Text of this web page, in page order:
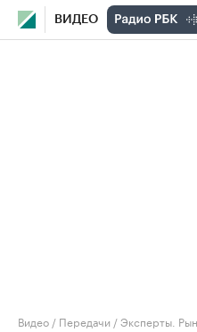
ВИДЕО
Видео / Передачи /Эксперты.